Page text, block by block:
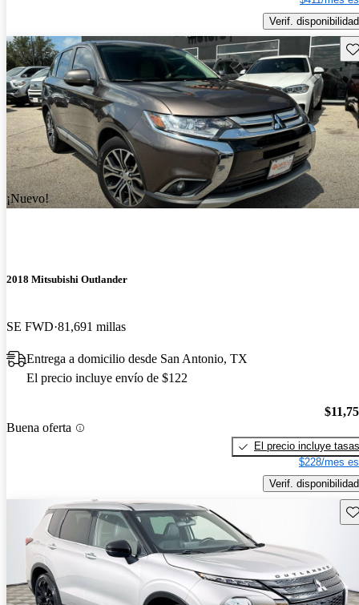
Verif. disponibilidad
¡Nuevo!
2018 Mitsubishi Outlander
SE FWD 81,691 millas
Entrega a domicilio desde San Antonio, TX
El precio incluye envío de $122
Buena oferta
El precio incluye tasas
$228/mes
Verif. disponibilidad